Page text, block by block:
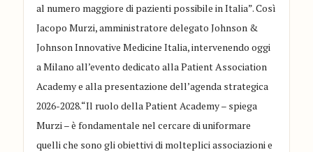
al numero maggiore di pazienti possibile in Italia”. Così
Jacopo Murzi, amministratore delegato Johnson &
Johnson Innovative Medicine Italia, intervenendo oggi
a Milano all’evento dedicato alla Patient Association
Academy e alla presentazione dell’agenda strategica
2026-2028.“Il ruolo della Patient Academy – spiega
Murzi – è fondamentale nel cercare di uniformare
quelli che sono gli obiettivi di molteplici associazioni e